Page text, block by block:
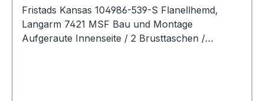
Fristads Kansas 104986-539-S Flanellhemd,
Langarm 7421 MSF Bau und Montage
Aufgeraute Innenseite / 2 Brusttaschen /